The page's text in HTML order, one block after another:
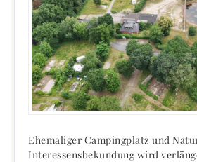
Ehemaliger Campingplatz und
Interessensbekundung wird